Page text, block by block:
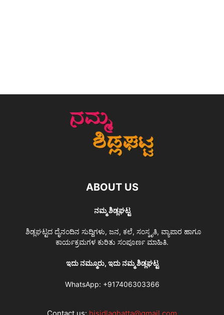
ABOUT US
ನಮ್ಮ ಶಿಡ್ಲಘಟ್ಟ
ಶಿಡ್ಲಘಟ್ಟದ ದೈನಂದಿನ ಸುದ್ದಿಗಳು, ಜನ, ಕಲೆ, ಸಂಸ್ಕೃತಿ, ವ್ಯಾಪಾರ ಹಾಗೂ
ಕಾರ್ಯಕ್ರಮಗಳ ಕುರಿತು ಸಂಪೂರ್ಣ ಮಾಹಿತಿ.
ಇದು ನಮ್ಮೂರು, ಇದು ನಮ್ಮ ಶಿಡ್ಲಘಟ್ಟ
WhatsApp: +917406303366